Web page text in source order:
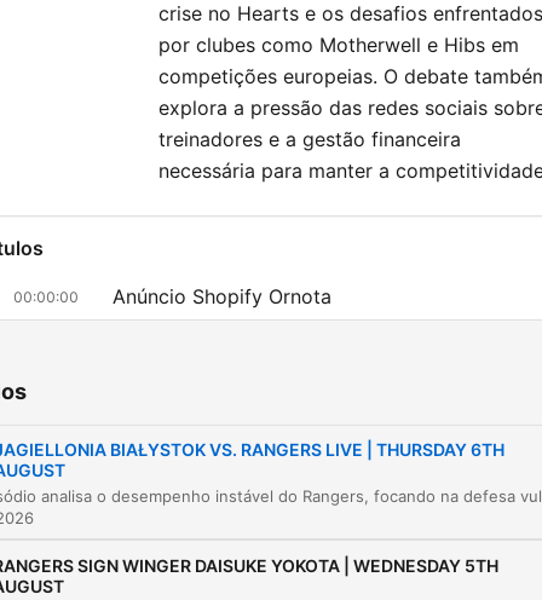
crise no Hearts e os desafios enfrentados
por clubes como Motherwell e Hibs em
competições europeias. O debate
explora a pressão das redes sociais
treinadores e a gestão financeira
necessária para manter a
00:00:00 Anúncio Shopify Ornota
00:32:01
00:37:23 Conexões Pessoais e Cornhole
00:46:03 Beat the Pundit: Quiz de Futebol Escocês
01:04:43
lesões
BIAŁYSTOK VS. RANGERS LIVE | THURSDAY 6TH
SIGN WINGER DAISUKE YOKOTA | WEDNESDAY 5TH